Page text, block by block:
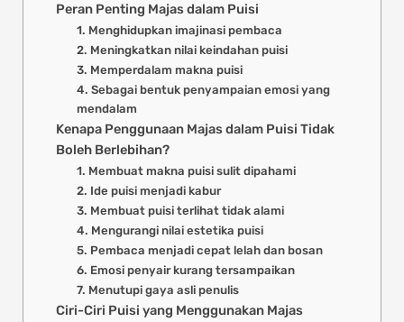
Peran Penting Majas dalam Puisi
1. Menghidupkan imajinasi pembaca
2. Meningkatkan nilai keindahan puisi
3. Memperdalam makna puisi
4. Sebagai bentuk penyampaian emosi yang
mendalam
Kenapa Penggunaan Majas dalam Puisi Tidak
Boleh Berlebihan?
1. Membuat makna puisi sulit dipahami
2. Ide puisi menjadi kabur
3. Membuat puisi terlihat tidak alami
4. Mengurangi nilai estetika puisi
5. Pembaca menjadi cepat lelah dan bosan
6. Emosi penyair kurang tersampaikan
7. Menutupi gaya asli penulis
Ciri-Ciri Puisi yang Menggunakan Majas